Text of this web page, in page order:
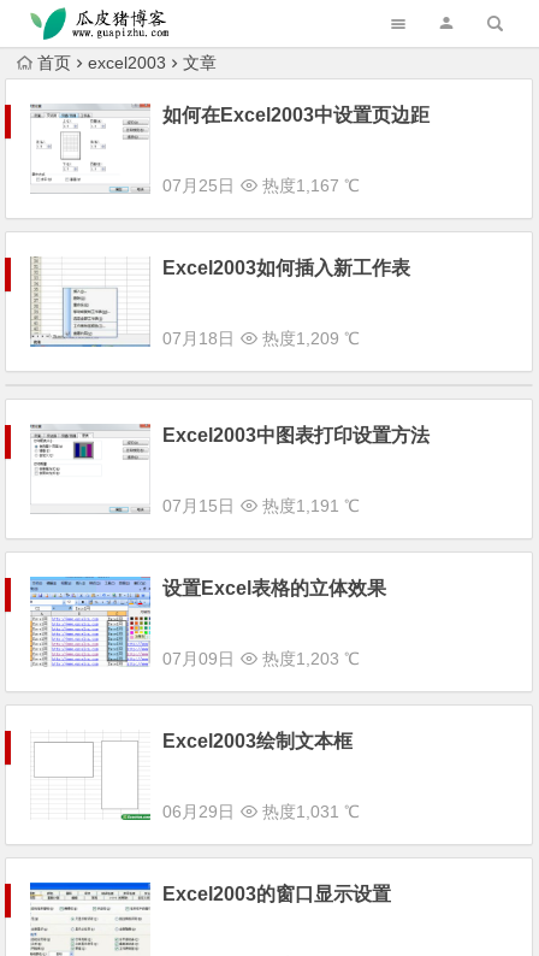
跳转到主内容
首页 excel2003 文章
如何在Excel2003中设置页边距
07月25日 热度1,167 ℃
Excel2003如何插入新工作表
07月18日 热度1,209 ℃
Excel2003中图表打印设置方法
07月15日 热度1,191 ℃
设置Excel表格的立体效果
07月09日 热度1,203 ℃
Excel2003绘制文本框
06月29日 热度1,031 ℃
Excel2003的窗口显示设置